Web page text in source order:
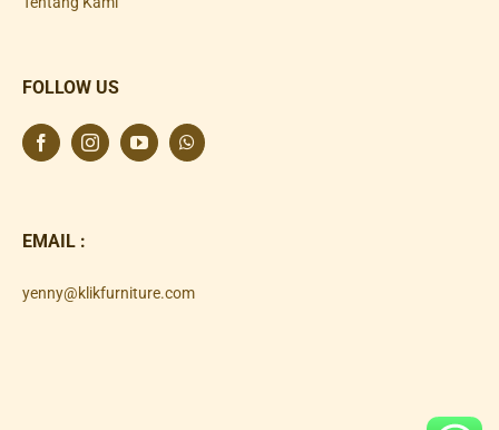
FOLLOW US
EMAIL :
yenny@klikfurniture.com